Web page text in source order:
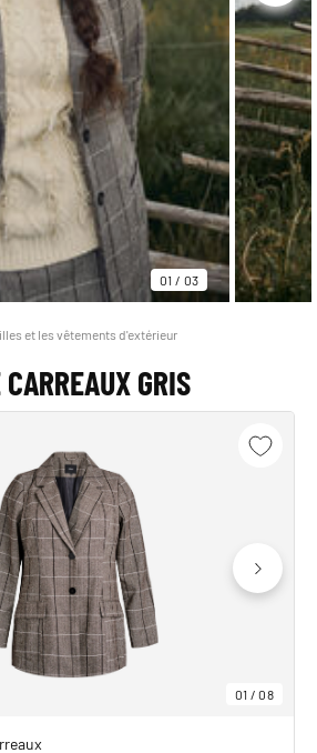
01 / 03
et les vêtements d'extérieur
GRIS
01 /08